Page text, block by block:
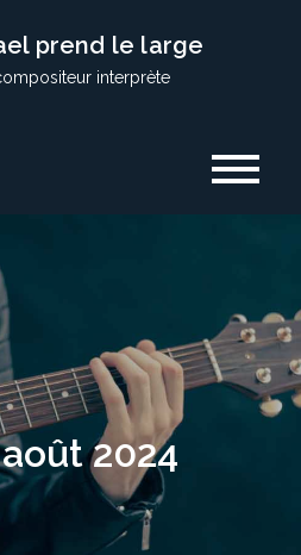
prend le large
interprète
août 2024